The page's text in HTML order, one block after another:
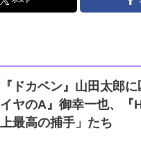
『ドカベン』山田太郎
イヤのA』御幸一也、『
上最高の捕手」たち